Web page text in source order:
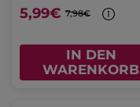
5,99€ 7,98€
IN DEN
WARENKORB